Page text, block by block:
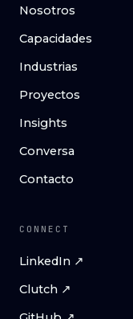
Nosotros
Capacidades
Industrias
Proyectos
Insights
Conversa
Contacto
CONNECT
LinkedIn ↗
Clutch ↗